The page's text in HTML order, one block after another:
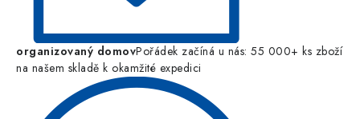
organizovaný domovPořádek začíná u nás: 55 000+ ks zboží
na našem skladě k okamžité expedici